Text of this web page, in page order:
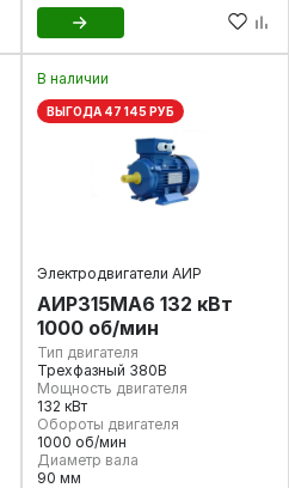
В наличии
ВЫГОДА 47 145 РУБ
Электродвигатели АИР
АИР315МА6 132 кВт
1000 об/мин
Тип двигателя
Трехфазный 380В
Мощность двигателя
132 кВт
Обороты двигателя
1000 об/мин
Диаметр вала
90 мм